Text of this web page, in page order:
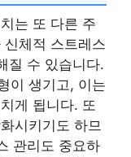
는 또 다른 주
체적 스트레스
질 수 있습니다.
이 생기고, 이는
게 됩니다. 또
시키기도 하므
관리도 중요하